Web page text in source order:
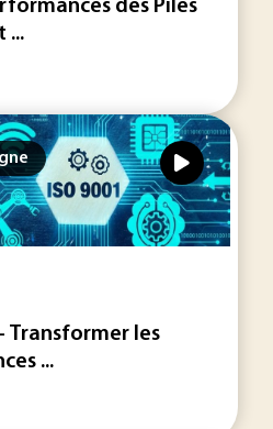
des Piles
...
Transformer les
...